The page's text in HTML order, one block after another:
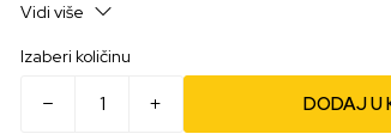
Plug & Play dizajn
Vidi više
Izaberi količinu
DODAJ U